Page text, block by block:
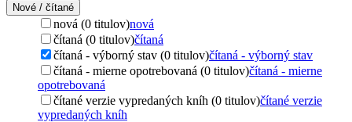
Nové / čítané
nová (0 titulov)nová
čítaná (0 titulov)čítaná
čítaná - výborný stav (0 titulov)čítaná - výborný stav
čítaná - mierne opotrebovaná (0 titulov)čítaná - mierne
opotrebovaná
čítané verzie vypredaných kníh (0 titulov)čítané verzie
vypredaných kníh